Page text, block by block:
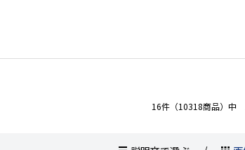
16件（10318商品）中